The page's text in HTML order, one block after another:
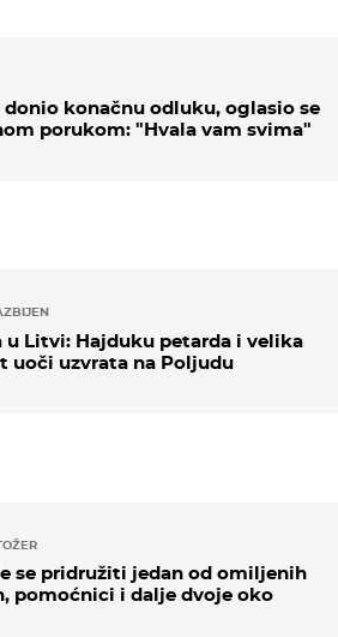
konačnu odluku, oglasio se
porukom: "Hvala vam svima"
u Litvi: Hajduku petarda i velika
uoči uzvrata na Poljudu
se pridružiti jedan od omiljenih
pomoćnici i dalje dvoje oko